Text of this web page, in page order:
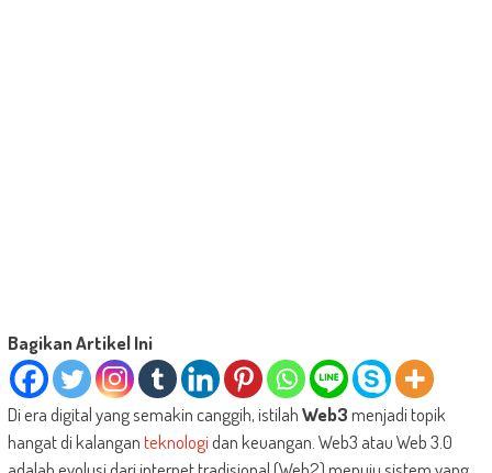
Bagikan Artikel Ini
Di era digital yang semakin canggih, istilahWeb3menjadi topik
hangat di kalanganteknologidan keuangan. Web3 atau Web 3.0